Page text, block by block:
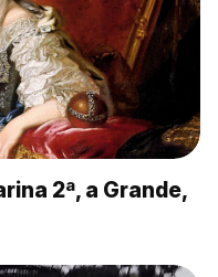
2ª, a Grande,